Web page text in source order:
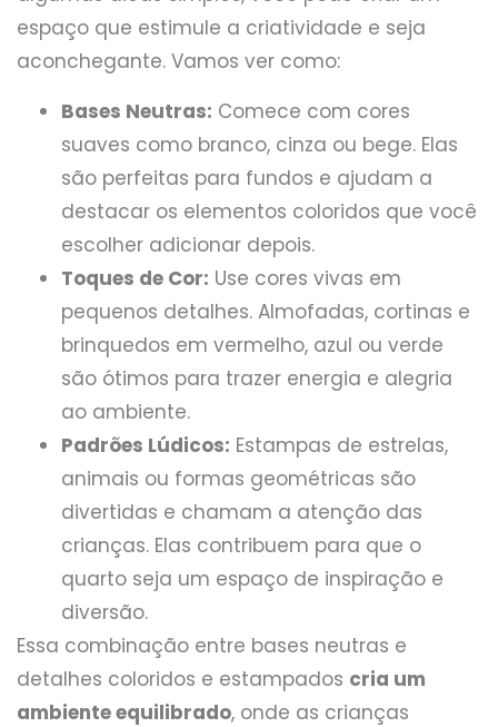
espaço que estimule a criatividade e seja
aconchegante. Vamos ver como:
Bases Neutras: Comece com cores
suaves como branco, cinza ou bege. Elas
são perfeitas para fundos e ajudam a
destacar os elementos coloridos que você
escolher adicionar depois.
Toques de Cor: Use cores vivas em
pequenos detalhes. Almofadas, cortinas e
brinquedos em vermelho, azul ou verde
são ótimos para trazer energia e alegria
ao ambiente.
Padrões Lúdicos: Estampas de estrelas,
animais ou formas geométricas são
divertidas e chamam a atenção das
crianças. Elas contribuem para que o
quarto seja um espaço de inspiração e
diversão.
Essa combinação entre bases neutras e
detalhes coloridos e estampados cria um
ambiente equilibrado, onde as crianças